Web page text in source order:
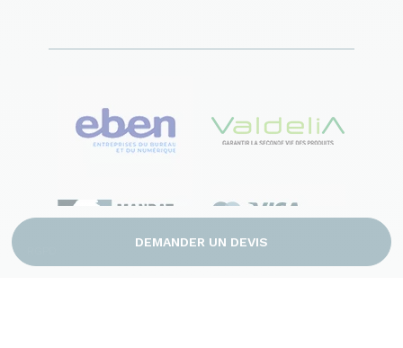
DEMANDER UN DEVIS